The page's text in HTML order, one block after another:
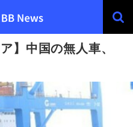
】中国の無人車、